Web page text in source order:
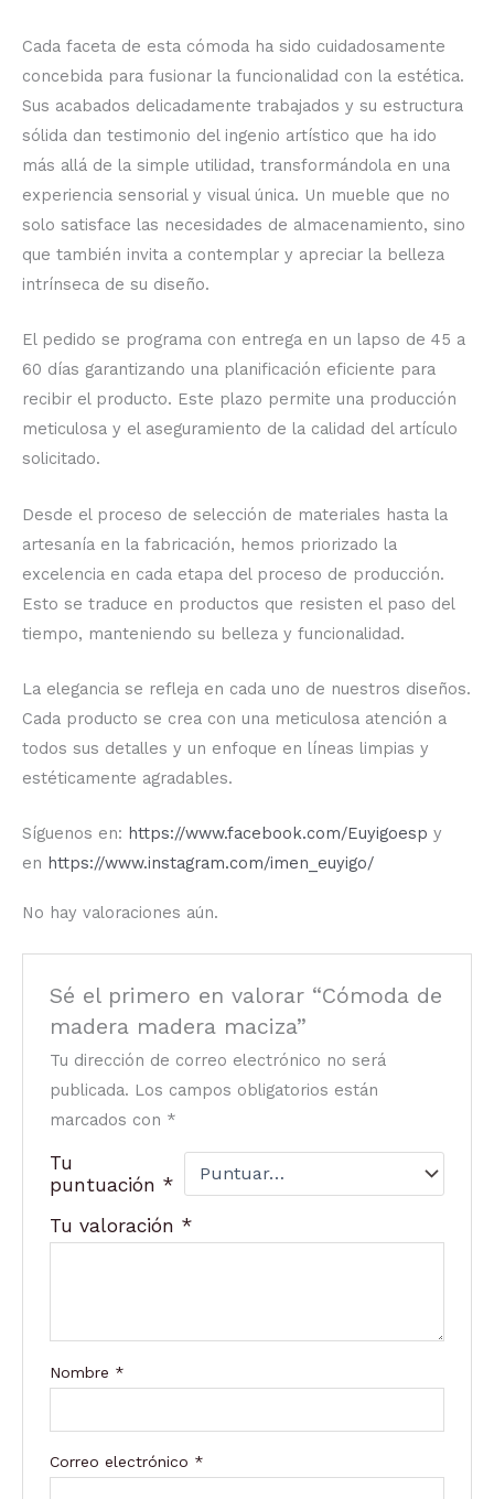
Cada faceta de esta cómoda ha sido cuidadosamente
concebida para fusionar la funcionalidad con la estética.
Sus acabados delicadamente trabajados y su estructura
sólida dan testimonio del ingenio artístico que ha ido
más allá de la simple utilidad, transformándola en una
experiencia sensorial y visual única. Un mueble que no
solo satisface las necesidades de almacenamiento, sino
que también invita a contemplar y apreciar la belleza
intrínseca de su diseño.
El pedido se programa con entrega en un lapso de 45 a
60 días garantizando una planificación eficiente para
recibir el producto. Este plazo permite una producción
meticulosa y el aseguramiento de la calidad del artículo
solicitado.
Desde el proceso de selección de materiales hasta la
artesanía en la fabricación, hemos priorizado la
excelencia en cada etapa del proceso de producción.
Esto se traduce en productos que resisten el paso del
tiempo, manteniendo su belleza y funcionalidad.
La elegancia se refleja en cada uno de nuestros diseños.
Cada producto se crea con una meticulosa atención a
todos sus detalles y un enfoque en líneas limpias y
estéticamente agradables.
Síguenos en: https://www.facebook.com/Euyigoesp y
en https://www.instagram.com/imen_euyigo/
No hay valoraciones aún.
Sé el primero en valorar “Cómoda de
madera madera maciza”
Tu dirección de correo electrónico no será
publicada. Los campos obligatorios están
marcados con *
Tu
puntuación *
Tu valoración *
Nombre *
Correo electrónico *